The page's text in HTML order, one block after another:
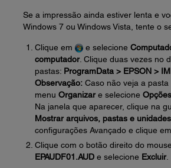
Se a impressão ainda estiver lenta e
Windows 7 ou Windows Vista, tente o
Clique em e selecione
computador. Clique duas vezes no
pastas: ProgramData > EPSON >
Observação: Caso não veja a
menu Organizare selecione
Na janela que aparecer, clique na
Mostrar arquivos, pastas e
configurações Avançado e clique em
Clique com o botão direito do
EPAUDF01.AUD e selecione Excluir.